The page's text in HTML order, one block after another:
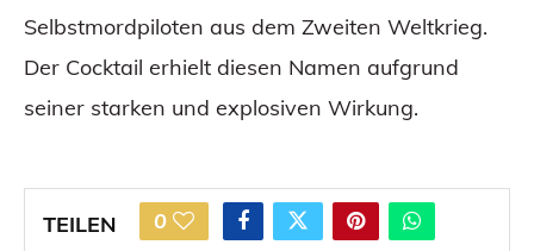
Selbstmordpiloten aus dem Zweiten Weltkrieg.
Der Cocktail erhielt diesen Namen aufgrund
seiner starken und explosiven Wirkung.
TEILEN 0